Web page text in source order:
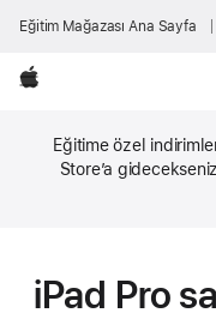
Eğitim Mağazası Ana Sayfa
wzlhp
Eğitime özel
Store’a
iPad Pro